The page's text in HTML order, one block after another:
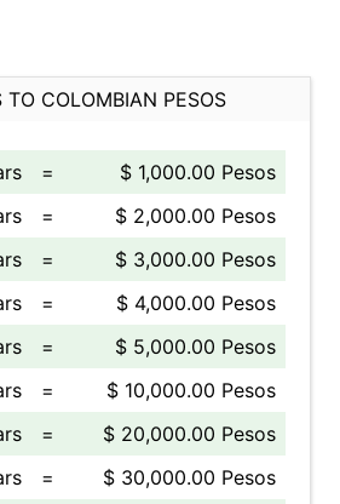
TO COLOMBIAN PESOS
=
$ 1,000.00 Pesos
=
$ 2,000.00 Pesos
=
$ 3,000.00 Pesos
=
$ 4,000.00 Pesos
=
$ 5,000.00 Pesos
=
$ 10,000.00 Pesos
=
$ 20,000.00 Pesos
=
$ 30,000.00 Pesos